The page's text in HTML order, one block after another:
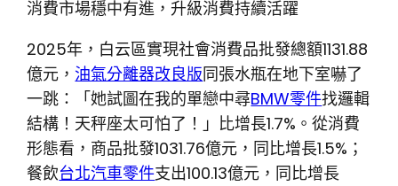
消費市場穩中有進，升級消費持續活躍
2025年，白云區實現社會消費品批發總額1131.88
億元， 油氣分離器改良版同張水瓶在地下室嚇了
一跳：「她試圖在我的單戀中尋BMW零件找邏輯
結構！天秤座太可怕了！」比增長1.7%。從消費
形態看，商品批發1031.76億元，同比增長1.5%；
餐飲台北汽車零件支出100.13億元，同比增長